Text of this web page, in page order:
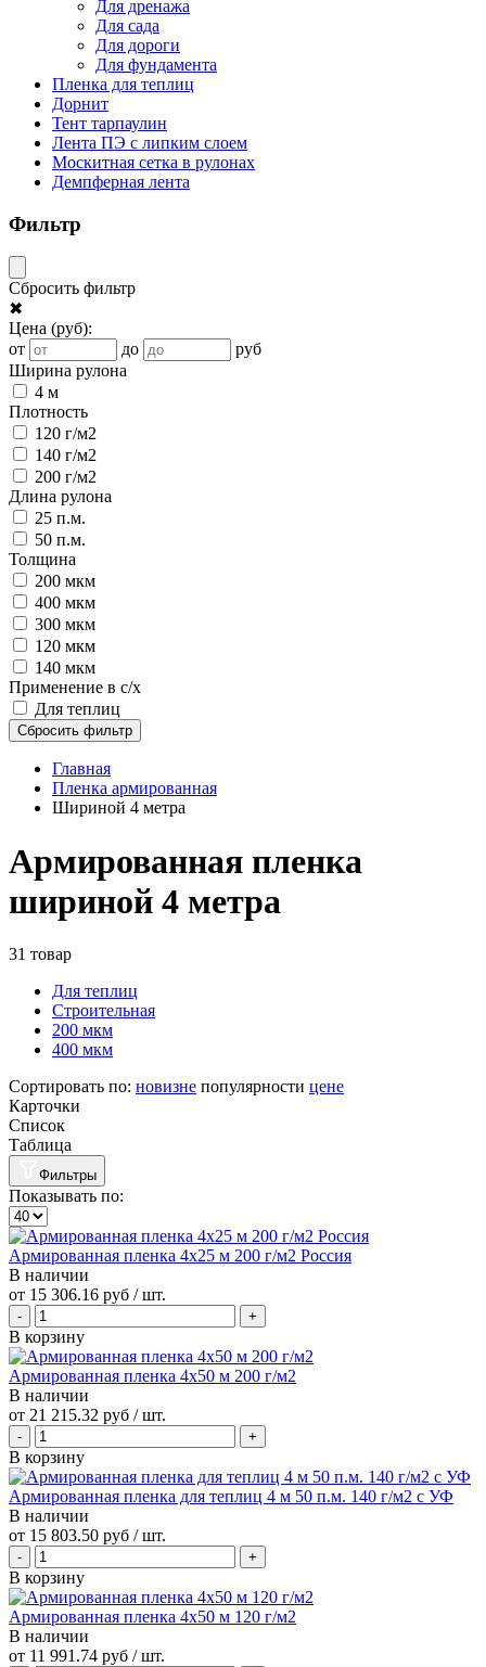
Для дренажа
Для сада
Для дороги
Для фундамента
Пленка для теплиц
Дорнит
Тент тарпаулин
Лента ПЭ с липким слоем
Москитная сетка в рулонах
Демпферная лента
Фильтр
Сбросить фильтр
✖
Цена (руб):
от
до
руб
Ширина рулона
4 м
Плотность
120 г/м2
140 г/м2
200 г/м2
Длина рулона
25 п.м.
50 п.м.
Толщина
200 мкм
400 мкм
300 мкм
120 мкм
140 мкм
Применение в с/х
Для теплиц
Сбросить фильтр
Главная
Пленка армированная
Шириной 4 метра
Армированная пленка
шириной 4 метра
31 товар
Для теплиц
Строительная
200 мкм
400 мкм
Сортировать по: новизне популярности цене
Карточки
Список
Таблица
Фильтры
Показывать по:
Армированная пленка 4х25 м 200 г/м2 Россия
В наличии
от 15 306.16 руб / шт.
В корзину
Армированная пленка 4х50 м 200 г/м2
В наличии
от 21 215.32 руб / шт.
В корзину
Армированная пленка для теплиц 4 м 50 п.м. 140 г/м2 с УФ
В наличии
от 15 803.50 руб / шт.
В корзину
Армированная пленка 4х50 м 120 г/м2
В наличии
от 11 991.74 руб / шт.